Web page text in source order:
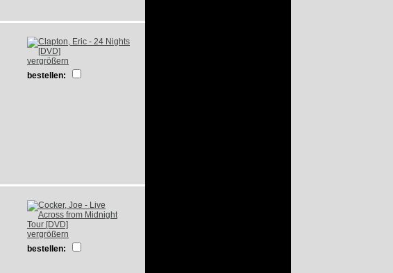
vergrößern
bestellen:
vergrößern
bestellen: